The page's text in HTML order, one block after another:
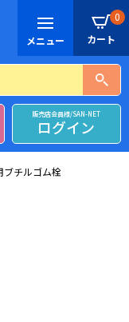
0
販売店会員様/SAN-NET
ログイン
ブチルゴム栓